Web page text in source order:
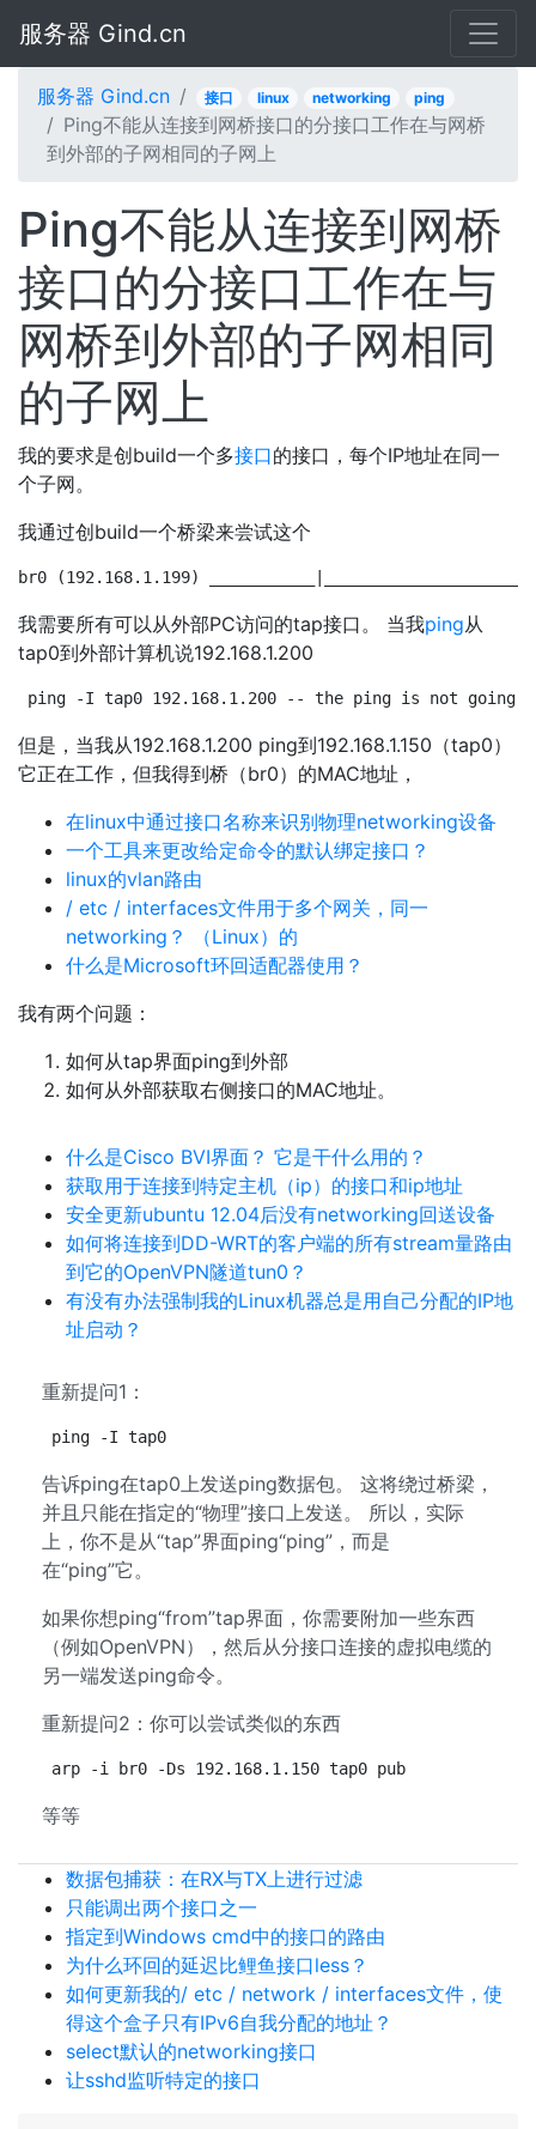
服务器 Gind.cn
服务器 Gind.cn 接口 linux networking ping
Ping不能从连接到网桥接口的分接口工作在与网桥
到外部的子网相同的子网上
Ping不能从连接到网桥
接口的分接口工作在与
网桥到外部的子网相同
的子网上
我的要求是创build一个多接口的接口，每个IP地址在同一
个子网。
我通过创build一个桥梁来尝试这个
br0 (192.168.1.199)
我需要所有可以从外部PC访问的tap接口。 当我ping从
tap0到外部计算机说192.168.1.200
ping -I tap0 192.168.1.200 -- the ping is not going
但是，当我从192.168.1.200 ping到192.168.1.150（tap0）
它正在工作，但我得到桥（br0）的MAC地址，
在linux中通过接口名称来识别物理networking设备
一个工具来更改给定命令的默认绑定接口？
linux的vlan路由
/ etc / interfaces文件用于多个网关，同一
networking？ （Linux）的
什么是Microsoft环回适配器使用？
我有两个问题：
如何从tap界面ping到外部
如何从外部获取右侧接口的MAC地址。
什么是Cisco BVI界面？ 它是干什么用的？
获取用于连接到特定主机（ip）的接口和ip地址
安全更新ubuntu 12.04后没有networking回送设备
如何将连接到DD-WRT的客户端的所有stream量路由
到它的OpenVPN隧道tun0？
有没有办法强制我的Linux机器总是用自己分配的IP地
址启动？
重新提问1：
ping -I tap0
告诉ping在tap0上发送ping数据包。 这将绕过桥梁，
并且只能在指定的“物理”接口上发送。 所以，实际
上，你不是从“tap”界面ping“ping”，而是
在“ping”它。
如果你想ping“from”tap界面，你需要附加一些东西
（例如OpenVPN），然后从分接口连接的虚拟电缆的
另一端发送ping命令。
重新提问2：你可以尝试类似的东西
arp -i br0 -Ds 192.168.1.150 tap0 pub
等等
数据包捕获：在RX与TX上进行过滤
只能调出两个接口之一
指定到Windows cmd中的接口的路由
为什么环回的延迟比鲤鱼接口less？
如何更新我的/ etc / network / interfaces文件，使
得这个盒子只有IPv6自我分配的地址？
select默认的networking接口
让sshd监听特定的接口